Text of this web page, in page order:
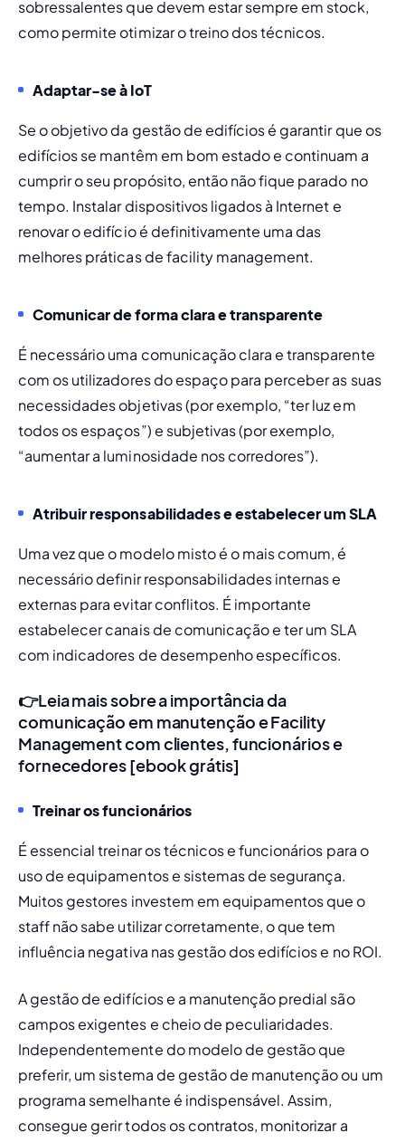
sobressalentes que devem estar sempre em stock,
como permite otimizar o treino dos técnicos.
Adaptar-se à IoT
Se o objetivo da gestão de edifícios é garantir que os
edifícios se mantêm em bom estado e continuam a
cumprir o seu propósito, então não fique parado no
tempo. Instalar dispositivos ligados à Internet e
renovar o edifício é definitivamente uma das
melhores práticas de facility management.
Comunicar de forma clara e transparente
É necessário uma comunicação clara e transparente
com os utilizadores do espaço para perceber as suas
necessidades objetivas (por exemplo, “ter luz em
todos os espaços”) e subjetivas (por exemplo,
“aumentar a luminosidade nos corredores”).
Atribuir responsabilidades e estabelecer um SLA
Uma vez que o modelo misto é o mais comum, é
necessário definir responsabilidades internas e
externas para evitar conflitos. É importante
estabelecer canais de comunicação e ter um SLA
com indicadores de desempenho específicos.
👉Leia mais sobre a importância da
comunicação em manutenção e Facility
Management com clientes, funcionários e
fornecedores [ebook grátis]
Treinar os funcionários
É essencial treinar os técnicos e funcionários para o
uso de equipamentos e sistemas de segurança.
Muitos gestores investem em equipamentos que o
staff não sabe utilizar corretamente, o que tem
influência negativa nas gestão dos edifícios e no ROI.
A gestão de edifícios e a manutenção predial são
campos exigentes e cheio de peculiaridades.
Independentemente do modelo de gestão que
preferir, um sistema de gestão de manutenção ou um
programa semelhante é indispensável. Assim,
consegue gerir todos os contratos, monitorizar a